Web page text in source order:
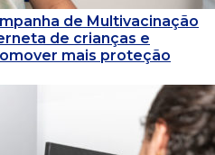
de Multivacinação
de crianças e
mais proteção